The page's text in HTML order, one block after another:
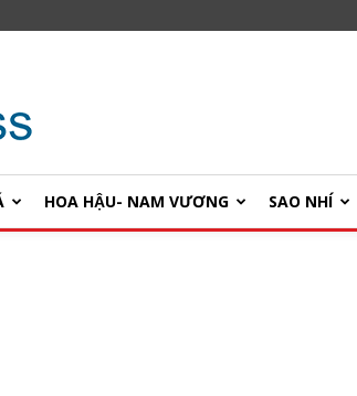
HOA HẬU- NAM VƯƠNG SAO NHÍ